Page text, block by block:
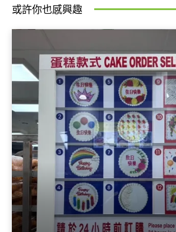
或許你也感興趣